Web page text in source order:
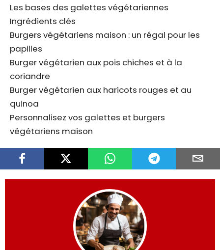
Les bases des galettes végétariennes
Ingrédients clés
Burgers végétariens maison : un régal pour les
papilles
Burger végétarien aux pois chiches et à la
coriandre
Burger végétarien aux haricots rouges et au
quinoa
Personnalisez vos galettes et burgers
végétariens maison